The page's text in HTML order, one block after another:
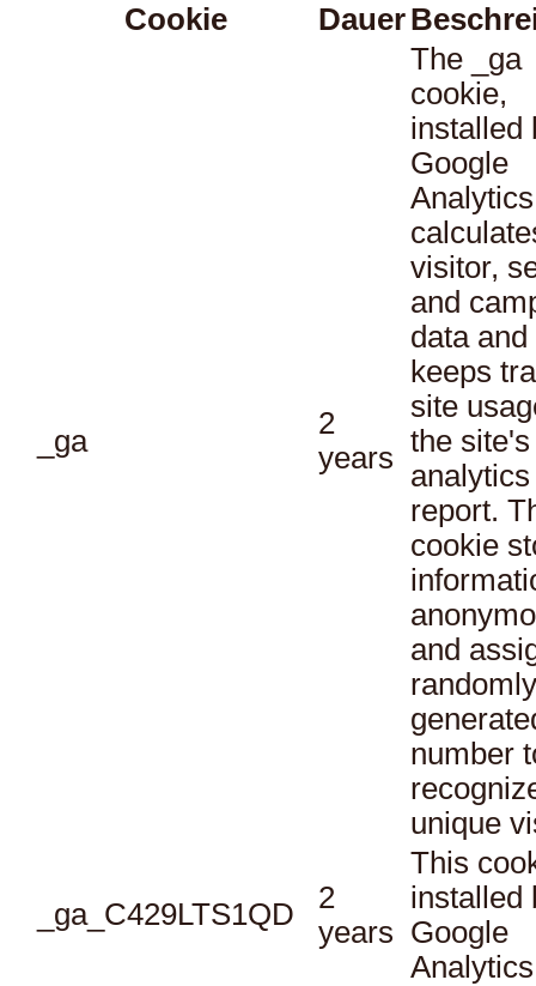
Cookie
Dauer
_ga
2
years
The _ga
cookie,
installed
Google
visitor,
and
data and
keeps
site
the site's
analytics
report.
cookie
and
randomly
number
unique
_ga_C429LTS1QD
2
years
This
installed
Google